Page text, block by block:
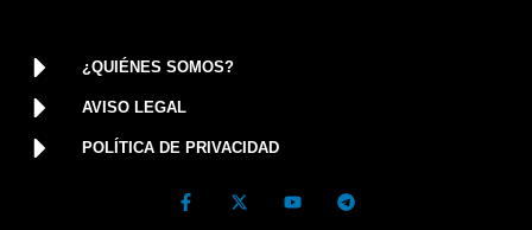
¿QUIÉNES SOMOS?
AVISO LEGAL
POLÍTICA DE PRIVACIDAD